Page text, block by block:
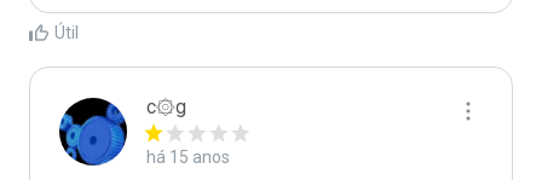
Útil
c۞g
há 15 anos